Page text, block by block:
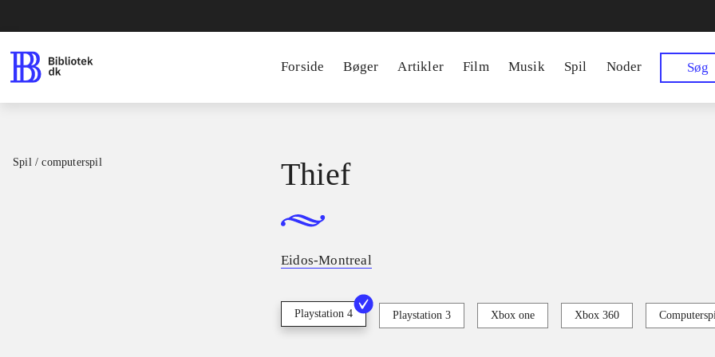
Forside Bøger Artikler Film Musik Spil Noder Søg
Spil / computerspil Thief
Eidos-Montreal
Playstation 4 Playstation 3 Xbox one Xbox 360